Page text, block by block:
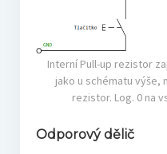
Interní Pull-up rezistor
jako u schématu výše,
rezistor. Log. 0 na
Odporový dělič